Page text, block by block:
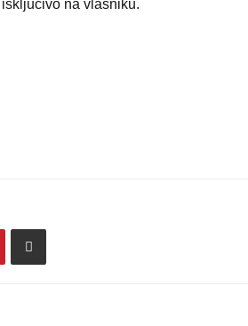
na vlasniku.